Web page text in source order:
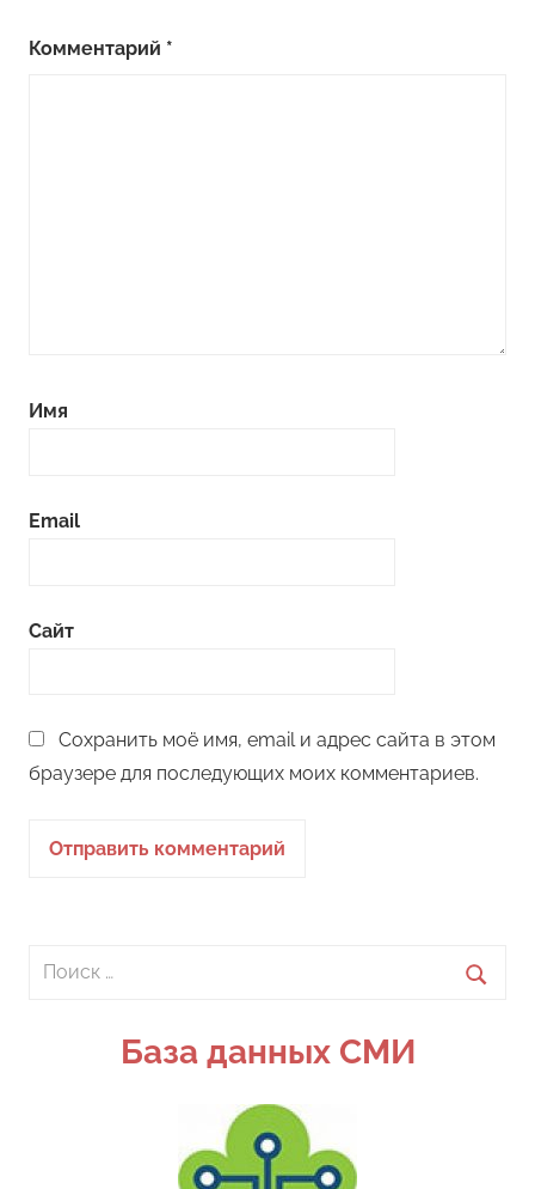
Комментарий *
Имя
Email
Сайт
Сохранить моё имя, email и адрес сайта в этом
браузере для последующих моих комментариев.
Поиск
База данных СМИ